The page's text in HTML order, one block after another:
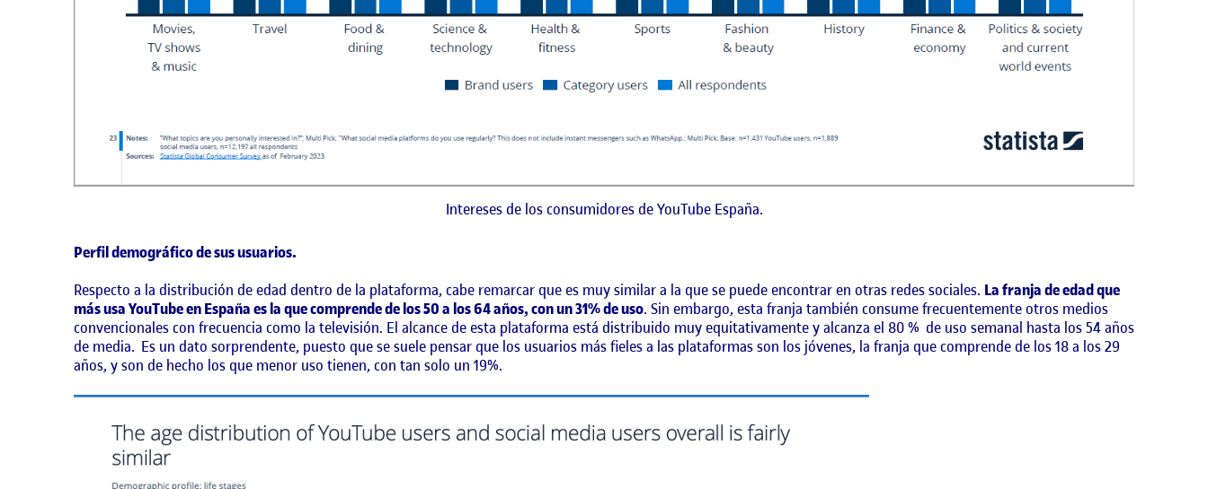
Intereses de los consumidores de YouTube España.
Perfil demográfico de sus usuarios.
Respecto a la distribución de edad dentro de la plataforma, cabe remarcar que es muy similar a la que se puede encontrar en otras redes sociales. La franja de edad que
más usa YouTube en España es la que comprende de los 50 a los 64 años, con un 31% de uso. Sin embargo, esta franja también consume frecuentemente otros medios
convencionales con frecuencia como la televisión. El alcance de esta plataforma está distribuido muy equitativamente y alcanza el 80 % de uso semanal hasta los 54 años
de media. Es un dato sorprendente, puesto que se suele pensar que los usuarios más fieles a las plataformas son los jóvenes, la franja que comprende de los 18 a los 29
años, y son de hecho los que menor uso tienen, con tan solo un 19%.